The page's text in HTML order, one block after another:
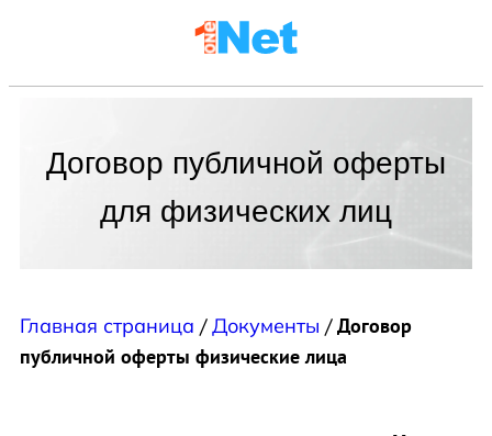
Договор публичной оферты
для физических лиц
Главная страница /Документы /Договор
публичной оферты физические лица